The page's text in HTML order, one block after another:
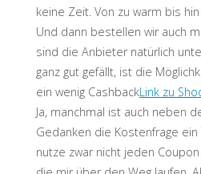
keine Zeit. Von zu warm bis
Und dann bestellen wir auch
sind die Anbieter natürlich
ganz gut gefällt, ist die
ein wenig CashbackLink zu
Ja, manchmal ist auch neben
Gedanken die Kostenfrage ein
nutze zwar nicht jeden